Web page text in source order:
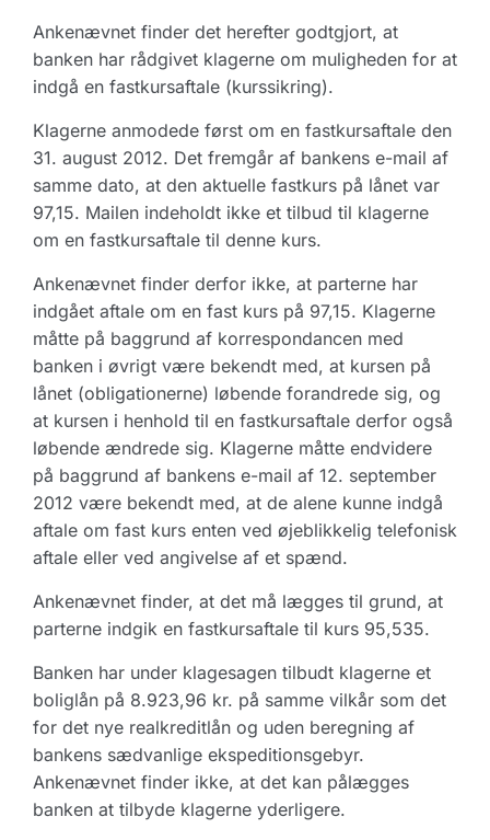
Ankenævnet finder det herefter godtgjort, at
banken har rådgivet klagerne om muligheden for at
indgå en fastkursaftale (kurssikring).
Klagerne anmodede først om en fastkursaftale den
31. august 2012. Det fremgår af bankens e-mail af
samme dato, at den aktuelle fastkurs på lånet var
97,15. Mailen indeholdt ikke et tilbud til klagerne
om en fastkursaftale til denne kurs.
Ankenævnet finder derfor ikke, at parterne har
indgået aftale om en fast kurs på 97,15. Klagerne
måtte på baggrund af korrespondancen med
banken i øvrigt være bekendt med, at kursen på
lånet (obligationerne) løbende forandrede sig, og
at kursen i henhold til en fastkursaftale derfor også
løbende ændrede sig. Klagerne måtte endvidere
på baggrund af bankens e-mail af 12. september
2012 være bekendt med, at de alene kunne indgå
aftale om fast kurs enten ved øjeblikkelig telefonisk
aftale eller ved angivelse af et spænd.
Ankenævnet finder, at det må lægges til grund, at
parterne indgik en fastkursaftale til kurs 95,535.
Banken har under klagesagen tilbudt klagerne et
boliglån på 8.923,96 kr. på samme vilkår som det
for det nye realkreditlån og uden beregning af
bankens sædvanlige ekspeditionsgebyr.
Ankenævnet finder ikke, at det kan pålægges
banken at tilbyde klagerne yderligere.